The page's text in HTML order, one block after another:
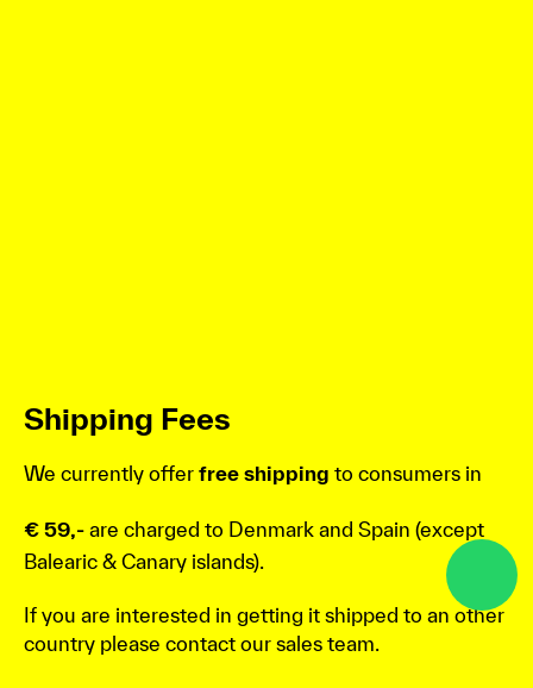
Shipping Fees
We currently offer free shipping to consumers in
€ 59,- are charged to Denmark and Spain (except
Balearic & Canary islands).
If you are interested in getting it shipped to an other
country please contact our sales team.